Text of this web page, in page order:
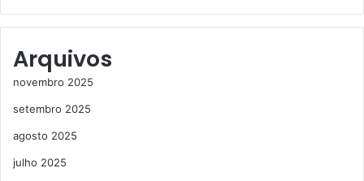
Arquivos
novembro 2025
setembro 2025
agosto 2025
julho 2025